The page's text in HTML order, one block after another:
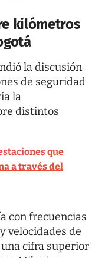
kilómetros
la discusión
de seguridad
la
distintos
que
a través del
con frecuencias
velocidades de
cifra superior